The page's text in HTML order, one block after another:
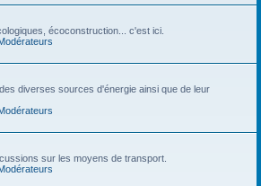
écoconstruction... c'est ici.
diverses sources d'énergie ainsi que de leur
sur les moyens de transport.